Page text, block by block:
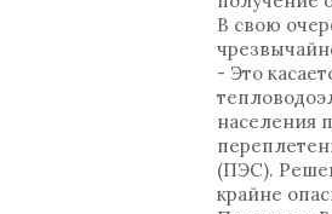
В свою
- Это
населения
(ПЭС).
крайне